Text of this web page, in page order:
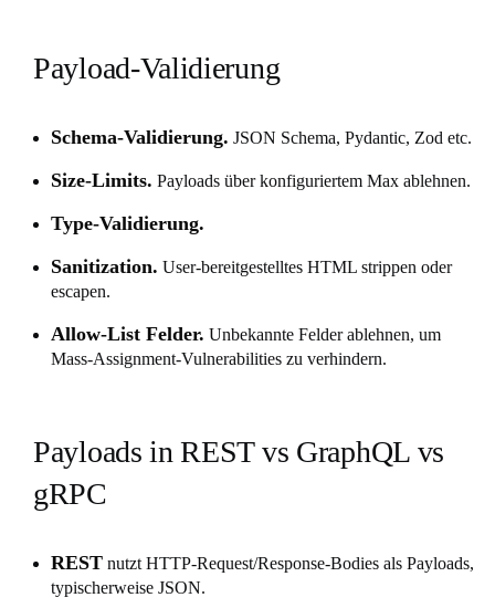
Payload-Validierung
Schema-Validierung. JSON Schema, Pydantic, Zod etc.
Size-Limits. Payloads über konfiguriertem Max ablehnen.
Type-Validierung.
Sanitization. User-bereitgestelltes HTML strippen oder
escapen.
Allow-List Felder. Unbekannte Felder ablehnen, um
Mass-Assignment-Vulnerabilities zu verhindern.
Payloads in REST vs GraphQL vs
gRPC
REST nutzt HTTP-Request/Response-Bodies als Payloads,
typischerweise JSON.